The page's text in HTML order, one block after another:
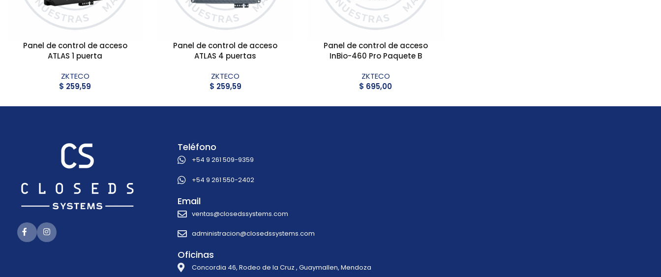
Panel de control de acceso
ATLAS 1 puerta
ZKTECO
$ 259,59
Panel de control de acceso
ATLAS 4 puertas
ZKTECO
$ 259,59
Panel de control de acceso
InBio-460 Pro Paquete B
ZKTECO
$ 695,00
Teléfono
+54 9 261 509-9359
+54 9 261 550-2402
Email
ventas@closedssystems.com
administracion@closedssystems.com
Oficinas
Concordia 46, Rodeo de la Cruz , Guaymallen, Mendoza